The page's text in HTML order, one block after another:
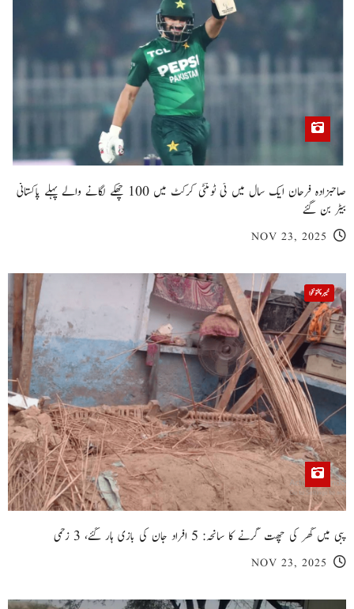
صاحبزادہ فرحان ایک سال میں ٹی ٹوئنٹی کرکٹ میں 100 چھکے لگانے والے پہلے پاکستانی
بیٹر بن گئے
NOV 23, 2025
خیبر پختونخوا
پبی میں گھر کی چھت گرنے کا سانحہ: 5 افراد جان کی بازی ہار گئے، 3 زخمی
NOV 23, 2025